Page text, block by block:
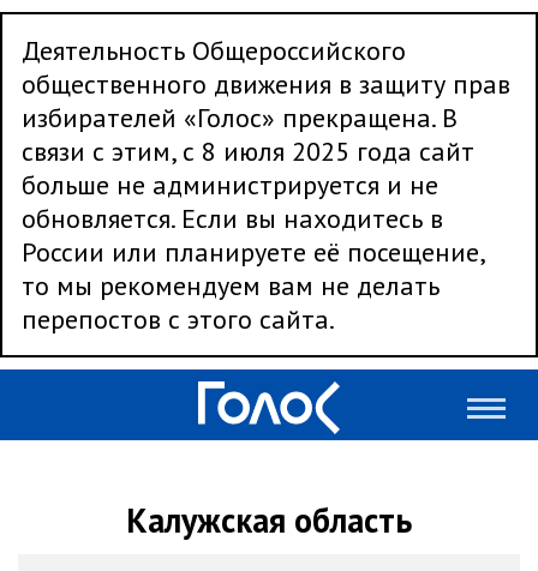
Деятельность Общероссийского
общественного движения в защиту прав
избирателей «Голос» прекращена. В
связи с этим, с 8 июля 2025 года сайт
больше не администрируется и не
обновляется. Если вы находитесь в
России или планируете её посещение,
то мы рекомендуем вам не делать
перепостов с этого сайта.
Калужская область